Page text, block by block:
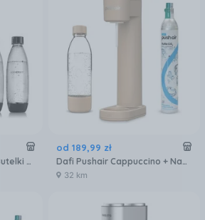
Sodastream Terra + 2 Butelki Syrop Pepsi Zero Cukru
od 189,99 zł
Dafi Pushair Cappuccino + Nabój Co2 Butelka 0,7l
32 km